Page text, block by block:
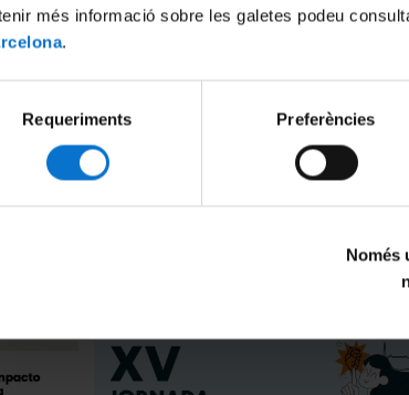
més informació sobre les galetes podeu
.
Requeriments Preferències
Només
Resum de la I Jornada Anual de la